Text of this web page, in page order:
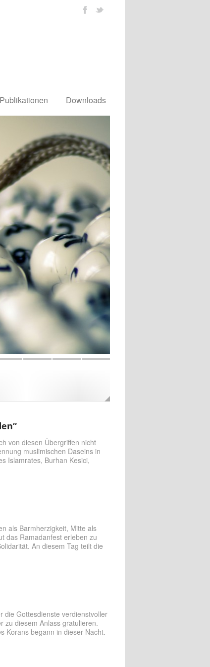
Publikationen Downloads
von diesen Übergriffen nicht
muslimischen Daseins in
Islamrates, Burhan Kesici,
als Barmherzigkeit, Mitte als
das Ramadanfest erleben zu
An diesem Tag teilt die
die Gottesdienste verdienstvoller
zu diesem Anlass gratulieren.
Korans begann in dieser Nacht.